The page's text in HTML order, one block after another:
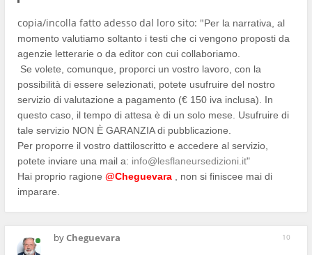
copia/incolla fatto adesso dal loro sito: " Per la narrativa, al
momento valutiamo soltanto i testi che ci vengono proposti da
agenzie letterarie o da editor con cui collaboriamo.
Se volete, comunque, proporci un vostro lavoro, con la
possibilità di essere selezionati, potete usufruire del nostro
servizio di valutazione a pagamento (€ 150 iva inclusa). In
questo caso, il tempo di attesa è di un solo mese. Usufruire di
tale servizio NON È GARANZIA di pubblicazione.
Per proporre il vostro dattiloscritto e accedere al servizio,
potete inviare una mail a: info@lesflaneursedizioni.it"
Hai proprio ragione @Cheguevara , non si finiscee mai di
imparare.
10
byCheguevara